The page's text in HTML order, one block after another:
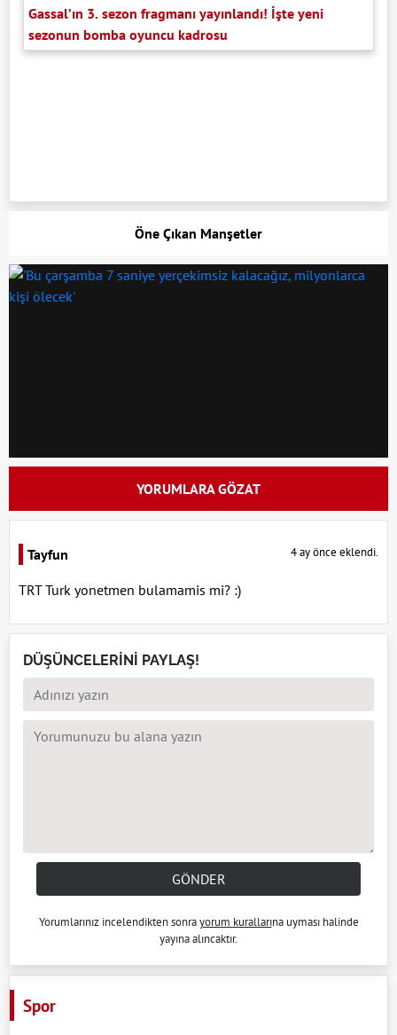
Gassal’ın 3. sezon fragmanı yayınlandı! İşte yeni
sezonun bomba oyuncu kadrosu
Öne Çıkan Manşetler
YORUMLARA GÖZAT
Tayfun 4 ay önce eklendi.
TRT Turk yonetmen bulamamis mi? :)
DÜŞÜNCELERİNİ PAYLAŞ!
GÖNDER
Yorumlarınız incelendikten sonrayorum kurallarına uyması halinde
yayına alıncaktır.
Spor